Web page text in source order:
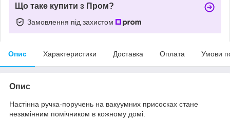
Що таке купити з Пром?
Замовлення під захистом
Опис Характеристики Доставка Оплата Умови
Опис
Настінна ручка-поручень на вакуумних присосках стане
незамінним помічником в кожному домі.